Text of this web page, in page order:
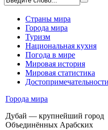
Страны мира
Города мира
Туризм
Национальная кухня
Погода в мире
Мировая история
Мировая статистика
Достопримечательности
Города мира
Дубай — крупнейший город
Объединённых Арабских